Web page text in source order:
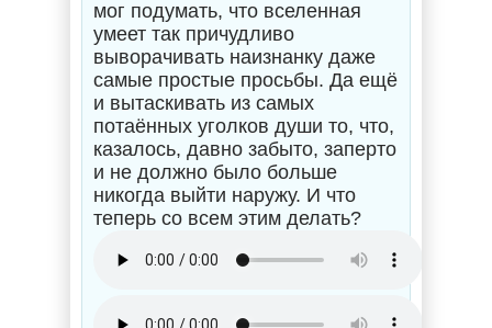
мог подумать, что вселенная
умеет так причудливо
выворачивать наизнанку даже
самые простые просьбы. Да ещё
и вытаскивать из самых
потаённых уголков души то, что,
казалось, давно забыто, заперто
и не должно было больше
никогда выйти наружу. И что
теперь со всем этим делать?